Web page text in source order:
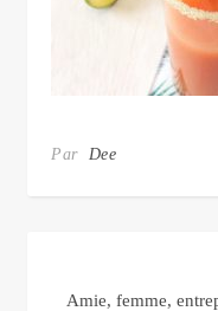
Par Dee
Amie, femme,